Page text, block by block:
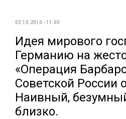
03.10.2016 - 11:00
Идея мирового
Германию на
«Операция
Советской России
Наивный,
близко.